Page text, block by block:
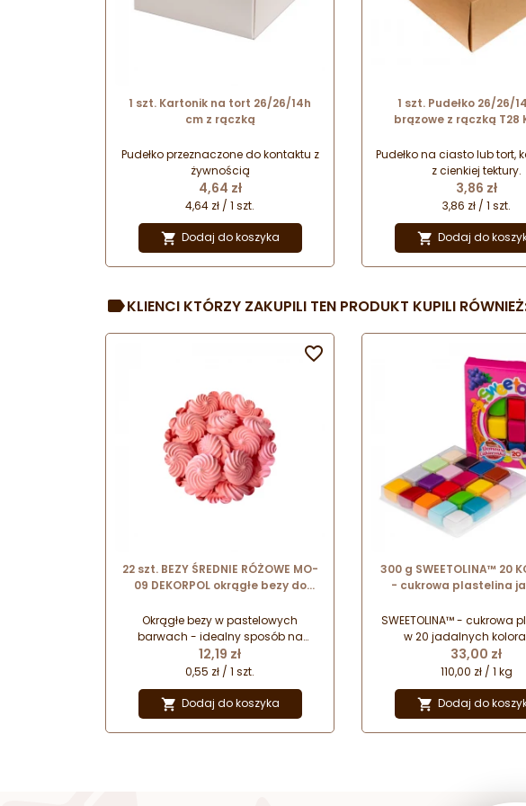
1 szt. Kartonik na tort 26/26/14h
cm z rączką
Pudełko przeznaczone do kontaktu z
żywnością
Cena
4,64 zł
4,64 zł / 1 szt.
 Dodaj do koszyka
1 szt. Pudełko 26/26/
brązowe z rączką T28
Pudełko na ciasto lub tort,
z cienkiej tektury.
Cena
3,86 zł
3,86 zł / 1 szt.
 Dodaj do
KLIENCI KTÓRZY ZAKUPILI TEN PRODUKT KUPILI
22 szt. BEZY ŚREDNIE RÓŻOWE MO-
09 DEKORPOL okrągłe bezy do
Okrągłe bezy w pastelowych
barwach - idealny sposób na
szybką i efektowną dekorację
wyrobów cukierniczych. Doskonałe
kremami.
Cena
12,19 zł
0,55 zł / 1 szt.
 Dodaj do koszyka

300 g SWEETOLINA™ 20
- cukrowa plastelina
SWEETOLINA™ - cukrowa
w 20 jadalnych
bezpieczna dla dzieci
klasycznej plasteliny.
którymi śmiało można
domowe wypieki.
Cena
33,00 zł
110,00 zł / 1 kg
 Dodaj do